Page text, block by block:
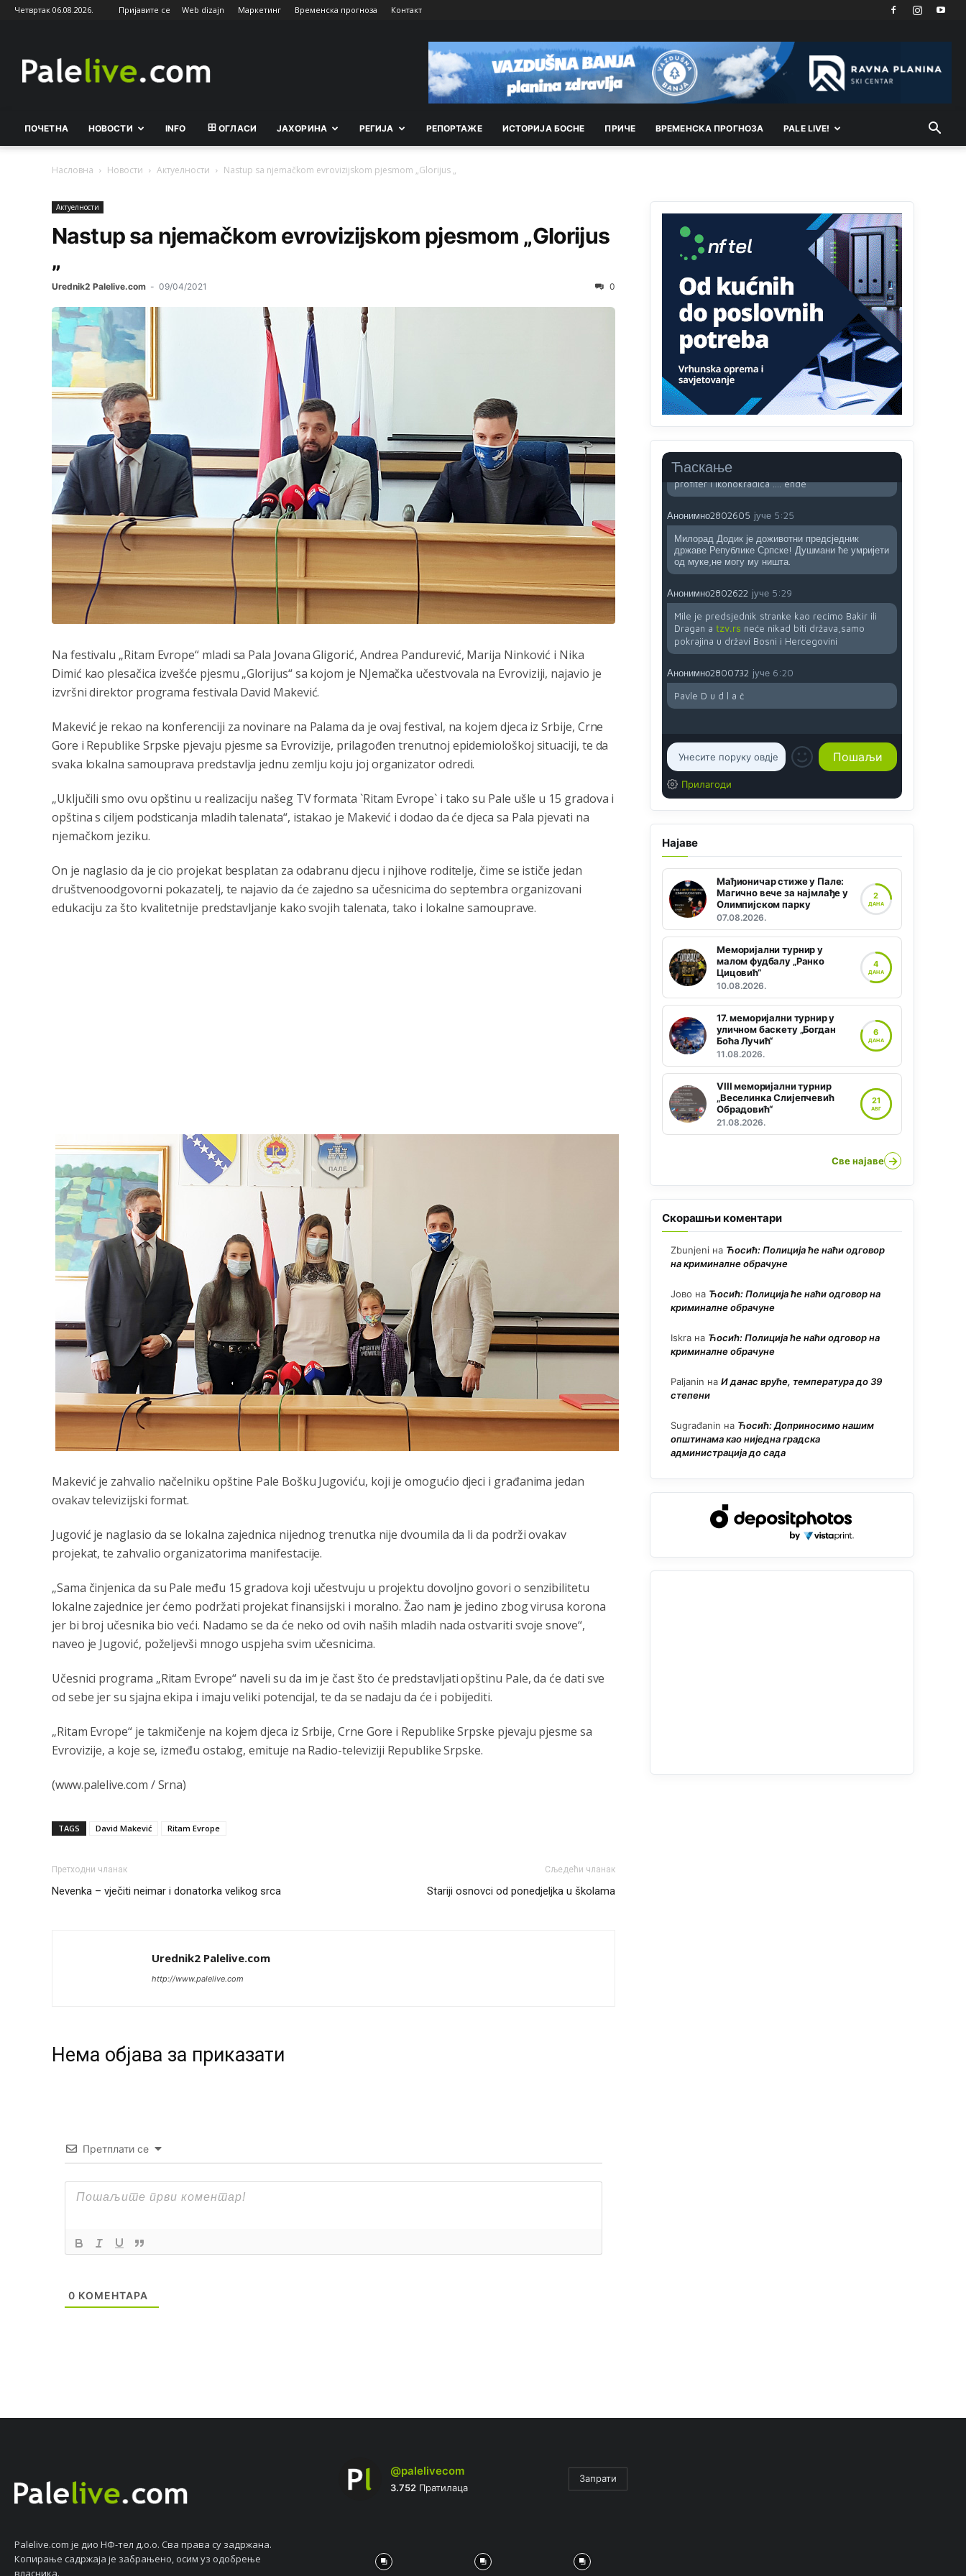
Четвртак 06.08.2026. Пријавите се Web dizajn Маркетинг Временска прогноза Контакт
ПОЧЕТНА НОВОСТИ INFO ОГЛАСИ ЈАХОРИНА РEГИЈА РEПОРТАЖE ИСТОРИЈА БОСНЕ ПРИЧЕ ВРEМEНСКА ПРОГНОЗА PALE LIVE!
Насловна Новости Актуeлности Nastup sa njemačkom evrovizijskom pjesmom „Glorijus „
Актуeлности
Nastup sa njemačkom evrovizijskom pjesmom „Glorijus
„
Urednik2 Palelive.com - 09/04/2021 0
Na festivalu „Ritam Evrope“ mladi sa Pala Jovana Gligorić, Andrea Pandurević, Marija Ninković i Nika
Dimić kao plesačica izvešće pjesmu „Glorijus“ sa kojom je NJemačka učestvovala na Evroviziji, najavio je
izvršni direktor programa festivala David Makević.
Makević je rekao na konferenciji za novinare na Palama da je ovaj festival, na kojem djeca iz Srbije, Crne
Gore i Republike Srpske pjevaju pjesme sa Evrovizije, prilagođen trenutnoj epidemiološkoj situaciji, te da
svaka lokalna samouprava predstavlja jednu zemlju koju joj organizator odredi.
„Uključili smo ovu opštinu u realizaciju našeg TV formata `Ritam Evrope` i tako su Pale ušle u 15 gradova i
opština s ciljem podsticanja mladih talenata“, istakao je Makević i dodao da će djeca sa Pala pjevati na
njemačkom jeziku.
On je naglasio da je cio projekat besplatan za odabranu djecu i njihove roditelje, čime se ističe jedan
društvenoodgovorni pokazatelj, te najavio da će zajedno sa učesnicima do septembra organizovani
edukaciju za što kvalitetnije predstavljanje kako svojih talenata, tako i lokalne samouprave.
Makević je zahvalio načelniku opštine Pale Bošku Jugoviću, koji je omogućio djeci i građanima jedan
ovakav televizijski format.
Jugović je naglasio da se lokalna zajednica nijednog trenutka nije dvoumila da li da podrži ovakav
projekat, te zahvalio organizatorima manifestacije.
„Sama činjenica da su Pale među 15 gradova koji učestvuju u projektu dovoljno govori o senzibilitetu
lokalne zajednice jer ćemo podržati projekat finansijski i moralno. Žao nam je jedino zbog virusa korona
jer bi broj učesnika bio veći. Nadamo se da će neko od ovih naših mladih nada ostvariti svoje snove“,
naveo je Jugović, poželjevši mnogo uspjeha svim učesnicima.
Učesnici programa „Ritam Evrope“ naveli su da im je čast što će predstavljati opštinu Pale, da će dati sve
od sebe jer su sjajna ekipa i imaju veliki potencijal, te da se nadaju da će i pobijediti.
„Ritam Evrope“ je takmičenje na kojem djeca iz Srbije, Crne Gore i Republike Srpske pjevaju pjesme sa
Evrovizije, a koje se, između ostalog, emituje na Radio-televiziji Republike Srpske.
(www.palelive.com / Srna)
TAGS David Makević Ritam Evrope
Претходни чланак
Nevenka – vječiti neimar i donatorka velikog srca
Сљедећи чланак
Stariji osnovci od ponedjeljka u školama
Urednik2 Palelive.com
http://www.palelive.com
Нeма објава за приказати
Претплати се
0 КОМЕНТАРА
Ћаскање
Анонимно2798926 јуче 11:17
Neka ste Vi građanin da nas produhovite!
Анонимно2798926 јуче
Анонимно2798926 јуче 11:21
Анонимно2801833 јуче 12:28
yбиће га Били као зеца
Sto bogatiji-to skrtiji,sto tisi-to opasniji,sto
pricivljiviji-to gluplji,sto ljepsi-to razmazaniji,sto
emotivniji-to iskreniji,sto jaci- to bezdusniji,sto
sladji u govoru-to veci prevarant...
Mnogi nesposobni ljudi su daleko dogurali. Ko je
nesposoban može raditi sve. Sposobni rade
samo ono što znaju.
Анонимно2022778 јуче 3:59
....i onda su na tenkovima NATO pakta, na vlast
došli jedna baba i jedan švercer dezerter ratni
profiter i ikonokradica .... ende
Анонимно2802605 јуче 5:25
Милорад Додик је доживотни предсједник
државе Републике Српске! Душмани ће умријети
од муке,не могу му ништа.
Анонимно2802622 јуче 5:29
Mile je predsjednik stranke kao recimo Bakir ili
Dragan a tzv.rs neće nikad biti država,samo
pokrajina u državi Bosni i Hercegovini
Анонимно2800732 јуче 6:20
Pavle D u d l a č
Прилагоди
Најаве
Мађионичар стиже у Пале:
Магично вече за најмлађе у
Олимпијском парку
07.08.2026.
2
ДАНА
Меморијални турнир у
малом фудбалу „Ранко
Цицовић“
10.08.2026.
4
ДАНА
17. меморијални турнир у
уличном баскету „Богдан
Боћа Лучић“
11.08.2026.
6
ДАНА
VIII меморијални турнир
„Веселинка Слијепчевић
Обрадовић“
21.08.2026.
21
АВГ
Све најаве →
Скорашњи коментари
Zbunjeni на Ћосић: Полиција ће наћи одговор
на криминалне обрачуне
Јово на Ћосић: Полиција ће наћи одговор на
криминалне обрачуне
Iskra на Ћосић: Полиција ће наћи одговор на
криминалне обрачуне
Paljanin на И данас вруће, температура до 39
степени
Sugrađanin на Ћосић: Доприносимо нашим
општинама као ниједна градска
администрација до сада
Palelive.com јe дио НФ-тeл д.о.о. Сва права су задржана.
Копирањe садржаја јe забрањeно, осим уз одобрeњe
власника.
@palelivecom
3.752Пратилаца
Запрати